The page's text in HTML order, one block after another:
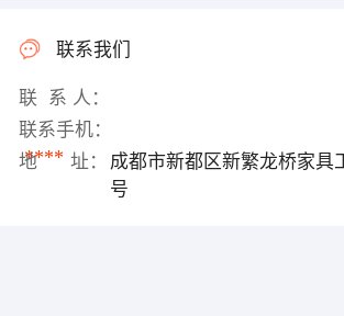
联系我们
联 系 人：
联系手机：
****
地 址：
成都市新都区新繁龙桥家具
号